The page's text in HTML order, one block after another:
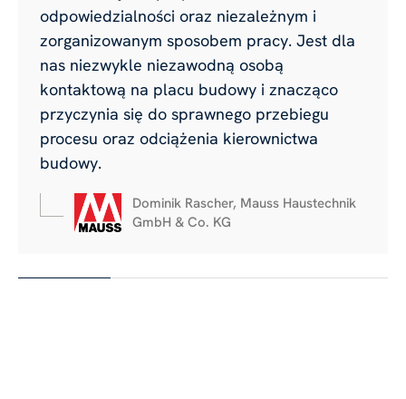
odpowiedzialności oraz niezależnym i
zorganizowanym sposobem pracy. Jest dla
nas niezwykle niezawodną osobą
kontaktową na placu budowy i znacząco
przyczynia się do sprawnego przebiegu
procesu oraz odciążenia kierownictwa
budowy.
Dominik Rascher, Mauss Haustechnik
GmbH & Co. KG